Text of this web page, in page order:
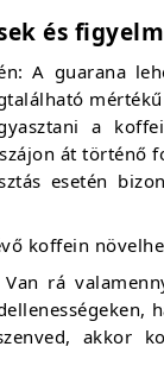
és
A guarana
a
át történő
esetén
koffein
Van rá
akkor